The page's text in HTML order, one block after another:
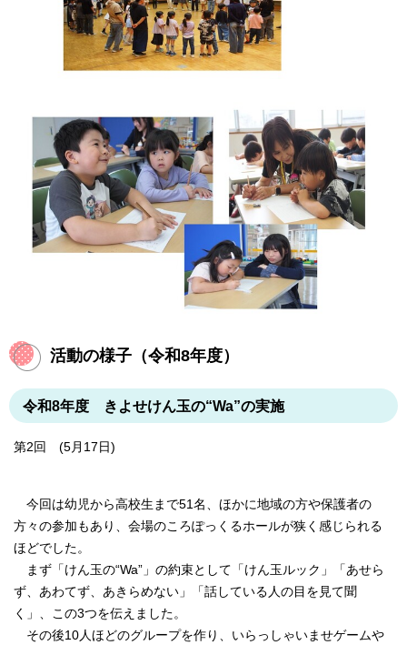
活動の様子（令和8年度）
令和8年度 きよせけん玉の“Wa”の実施
第2回 (5月17日)
今回は幼児から高校生まで51名、ほかに地域の方や保護者の
方々の参加もあり、会場のころぽっくるホールが狭く感じられる
ほどでした。
まず「けん玉の“Wa”」の約束として「けん玉ルック」「あせら
ず、あわてず、あきらめない」「話している人の目を見て聞
く」、この3つを伝えました。
その後10人ほどのグループを作り、いらっしゃいませゲームや